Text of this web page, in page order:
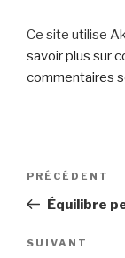
Ce site utilise
savoir plus sur
commentaires
Navigation
l’article
Article
précédent
PRÉCÉDENT
Équilibre
Article
SUIVANT